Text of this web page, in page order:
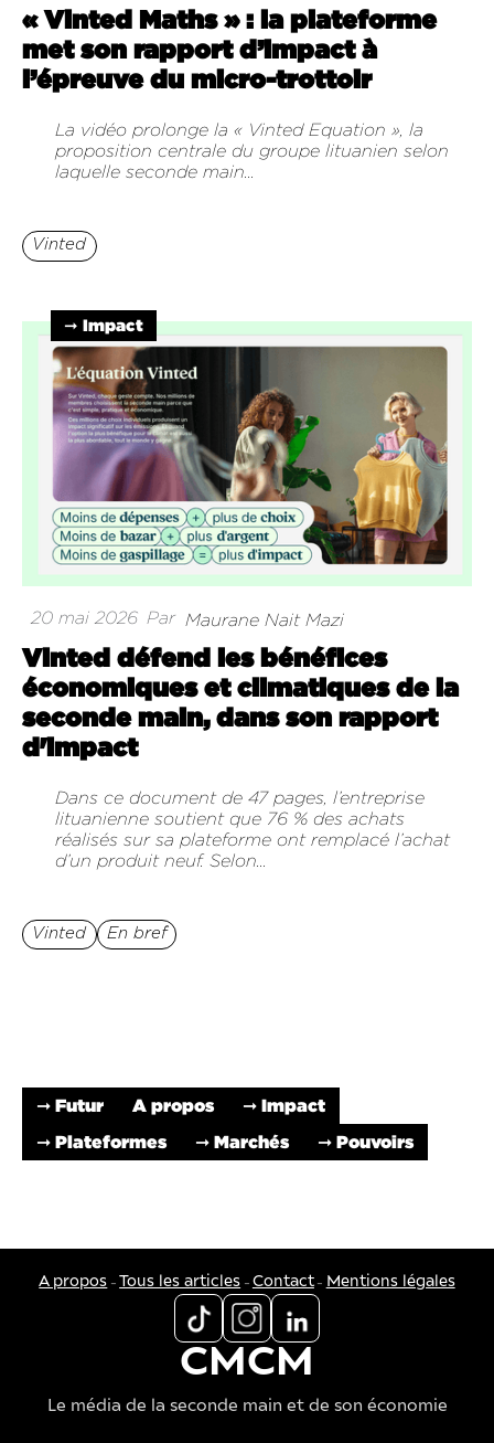
« Vinted Maths » : la plateforme
met son rapport d’impact à
l’épreuve du micro-trottoir
La vidéo prolonge la « Vinted Equation », la
proposition centrale du groupe lituanien selon
laquelle seconde main...
Vinted
➞ Impact
20 mai 2026 Par Maurane Nait Mazi
Vinted défend les bénéfices
économiques et climatiques de la
seconde main, dans son rapport
d'impact
Dans ce document de 47 pages, l’entreprise
lituanienne soutient que 76 % des achats
réalisés sur sa plateforme ont remplacé l’achat
d’un produit neuf. Selon...
Vinted En bref
➞ Futur A propos
➞ Impact
➞ Plateformes
➞ Marchés ➞ Pouvoirs
A propos - Tous les articles - Contact - Mentions légales
CMCM
Le média de la seconde main et de son économie